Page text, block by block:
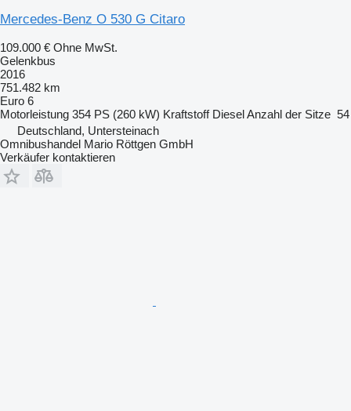
Mercedes-Benz O 530 G Citaro
109.000 € Ohne MwSt.
Gelenkbus
2016
751.482 km
Euro 6
Motorleistung 354 PS (260 kW) Kraftstoff DieselAnzahl der Sitze 54
Deutschland, Untersteinach
Omnibushandel Mario Röttgen GmbH
Verkäufer kontaktieren